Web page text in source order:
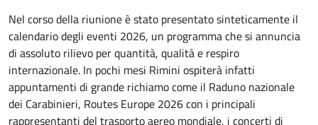
Nel corso della riunione è stato presentato sinteticamente il
calendario degli eventi 2026, un programma che si annuncia
di assoluto rilievo per quantità, qualità e respiro
internazionale. In pochi mesi Rimini ospiterà infatti
appuntamenti di grande richiamo come il Raduno nazionale
dei Carabinieri, Routes Europe 2026 con i principali
rappresentanti del trasporto aereo mondiale, i concerti di